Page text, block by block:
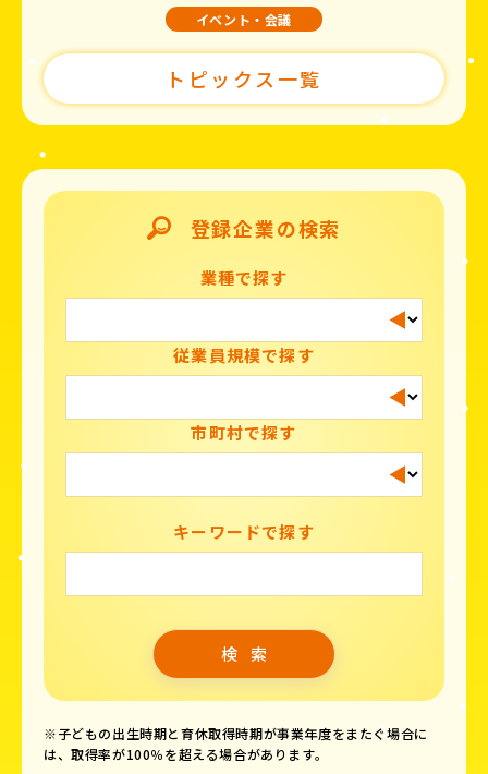
イベント・会議
トピックス一覧
登録企業の検索
業種で探す
従業員規模で探す
市町村で探す
キーワードで探す
※子どもの出生時期と育休取得時期が事業年度をまたぐ場合に
は、取得率が100％を超える場合があります。